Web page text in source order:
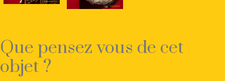
Que pensez vous de cet
objet ?